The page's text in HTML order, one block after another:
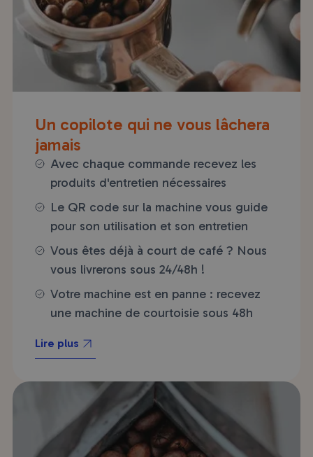
Un copilote qui ne vous lâchera
jamais
Avec chaque commande recevez les
produits d'entretien nécessaires
Le QR code sur la machine vous guide
pour son utilisation et son entretien
Vous êtes déjà à court de café ? Nous
vous livrerons sous 24/48h !
Votre machine est en panne : recevez
une machine de courtoisie sous 48h
Lire plus